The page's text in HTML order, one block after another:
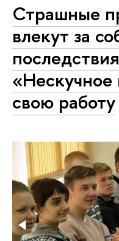
Страшные
влекут за
«Нескучное
свою работу